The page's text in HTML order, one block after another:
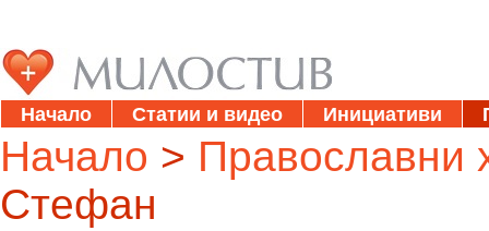
Начало Статии и видео Инициативи
Начало > Православни
Стефан